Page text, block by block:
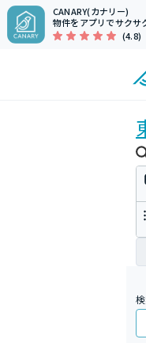
CANARY(カナリー)
物件をアプリでサクサ
(4.8)